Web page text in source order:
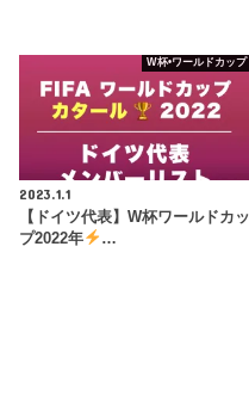
W杯•ワールドカップ
2023.1.1
【ドイツ代表】W杯ワールドカッ
プ2022年
…